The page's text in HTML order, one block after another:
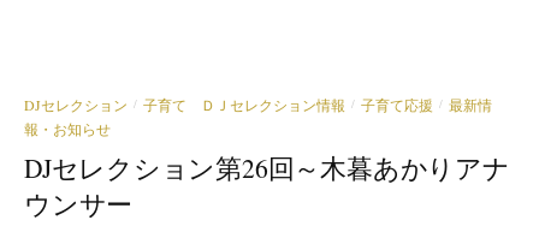
DJセレクション / 子育て ＤＪセレクション情報 / 子育て応援 / 最新情
報・お知らせ
DJセレクション第26回～木暮あかりアナ
ウンサー